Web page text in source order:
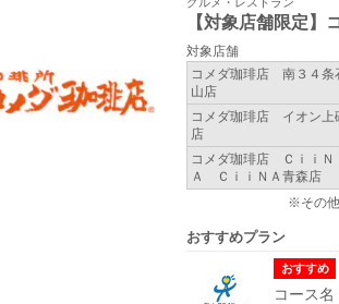
【対象店舗限定】
対象店舗
コメダ珈琲店 南３４条
山店
コメダ珈琲店 イオン上
店
コメダ珈琲店 ＣｉｉＮ
Ａ ＣｉｉＮＡ青森店
※その
おすすめプラン
おすすめ
コース